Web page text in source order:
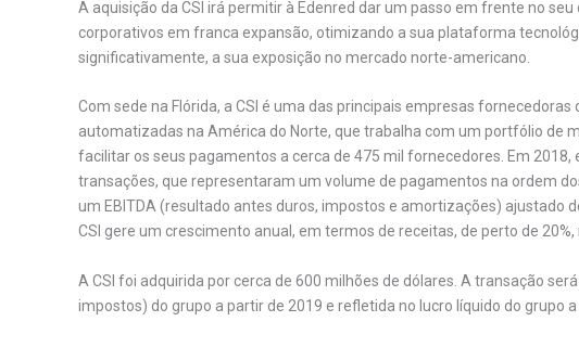
A aquisição da CSI irá permitir à Edenred dar um passo em frente no
corporativos em franca expansão, otimizando a sua plataforma
significativamente, a sua exposição no mercado norte-americano.
Com sede na Flórida, a CSI é uma das principais empresas
automatizadas na América do Norte, que trabalha com um portfólio de
facilitar os seus pagamentos a cerca de 475 mil fornecedores. Em 2018,
transações, que representaram um volume de pagamentos na ordem
um EBITDA (resultado antes duros, impostos e amortizações) ajustado
CSI gere um crescimento anual, em termos de receitas, de perto de 20%,
A CSI foi adquirida por cerca de 600 milhões de dólares. A transação
impostos) do grupo a partir de 2019 e refletida no lucro líquido do grupo a